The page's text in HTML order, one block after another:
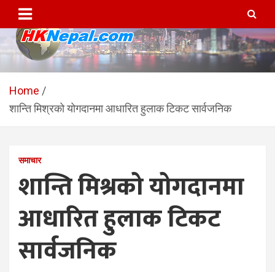
content
HKNepal.com – हङकङबाट
सञ्चालित पहिलो नेपाली अनलाईन
पत्रिका
hknepal, hknepal.com, hk nepal, hk nepal com
Home
शान्ति मिश्रको योगदानमा आधारित हुलाक टिकट सार्वजनिक
समाचार
शान्ति मिश्रको योगदानमा
आधारित हुलाक टिकट
सार्वजनिक